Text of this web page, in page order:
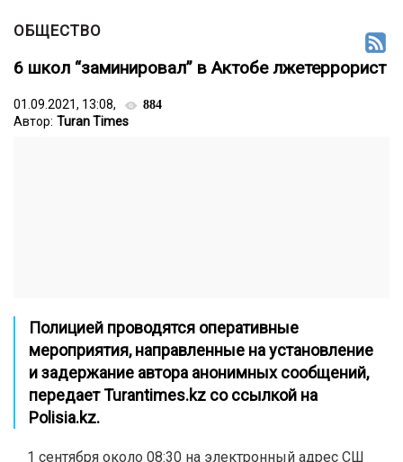
ОБЩЕСТВО
6 школ “заминировал” в Актобе лжетеррорист
01.09.2021, 13:08, 884
Автор: Turan Times
Полицией проводятся оперативные
мероприятия, направленные на установление
и задержание автора анонимных сообщений,
передаетTurantimes.kz cо ссылкой на
Polisia.kz.
1 сентября около 08:30 на электронный адрес СШ